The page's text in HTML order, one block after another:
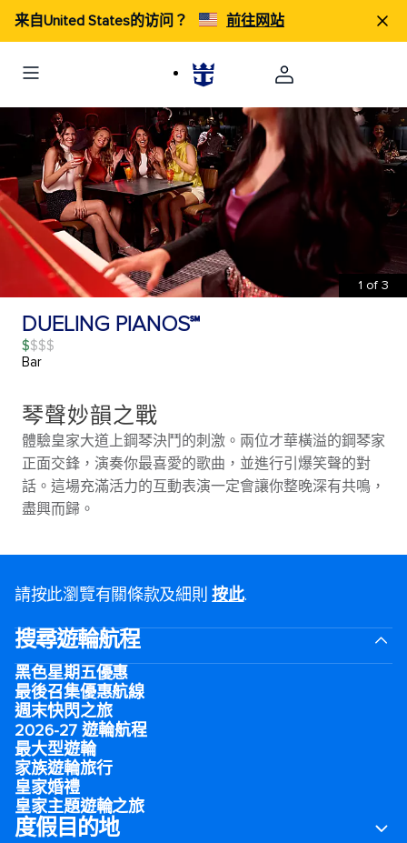
来自United States的访问？ 前往网站
1 of 3
DUELING PIANOS℠
$
Bar
琴聲妙韻之戰
體驗皇家大道上鋼琴決鬥的刺激。兩位才華橫溢的鋼琴家
正面交鋒，演奏你最喜愛的歌曲，並進行引爆笑聲的對
話。這場充滿活力的互動表演一定會讓你整晚深有共鳴，
盡興而歸。
請按此瀏覽有關條款及細則按此.
搜尋遊輪航程
黑色星期五優惠
最後召集優惠航線
週末快閃之旅
2026-27 遊輪航程
最大型遊輪
家族遊輪旅行
皇家婚禮
皇家主題遊輪之旅
度假目的地